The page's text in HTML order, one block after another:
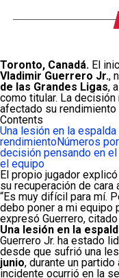
Toronto, Canadá. El
Vladimir Guerrero Jr.,
de las Grandes Ligas,
como titular. La
afectado su
Contents
Una lesión en la
rendimientoNúmeros
decisión pensando en
el equipo
El propio jugador
su recuperación de cara
“Es muy difícil para mí.
debo poner a mi equipo
expresó Guerrero,
Una lesión en la
Guerrero Jr. ha estado
desde que sufrió una
junio, durante un partido
incidente ocurrió en la